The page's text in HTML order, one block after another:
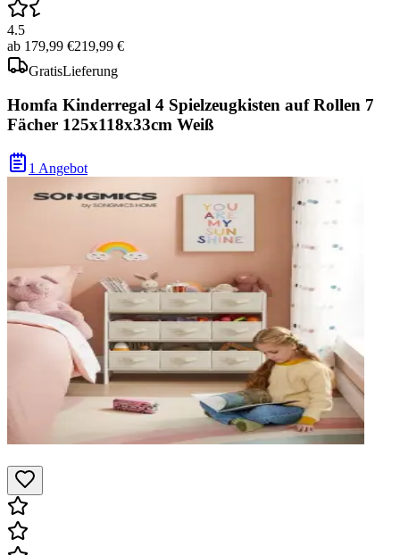
4.5
ab 179,99 €219,99 €
GratisLieferung
Homfa Kinderregal 4 Spielzeugkisten auf Rollen 7
Fächer 125x118x33cm Weiß
1 Angebot